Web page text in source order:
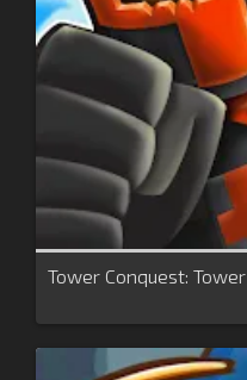
Tower Conquest: